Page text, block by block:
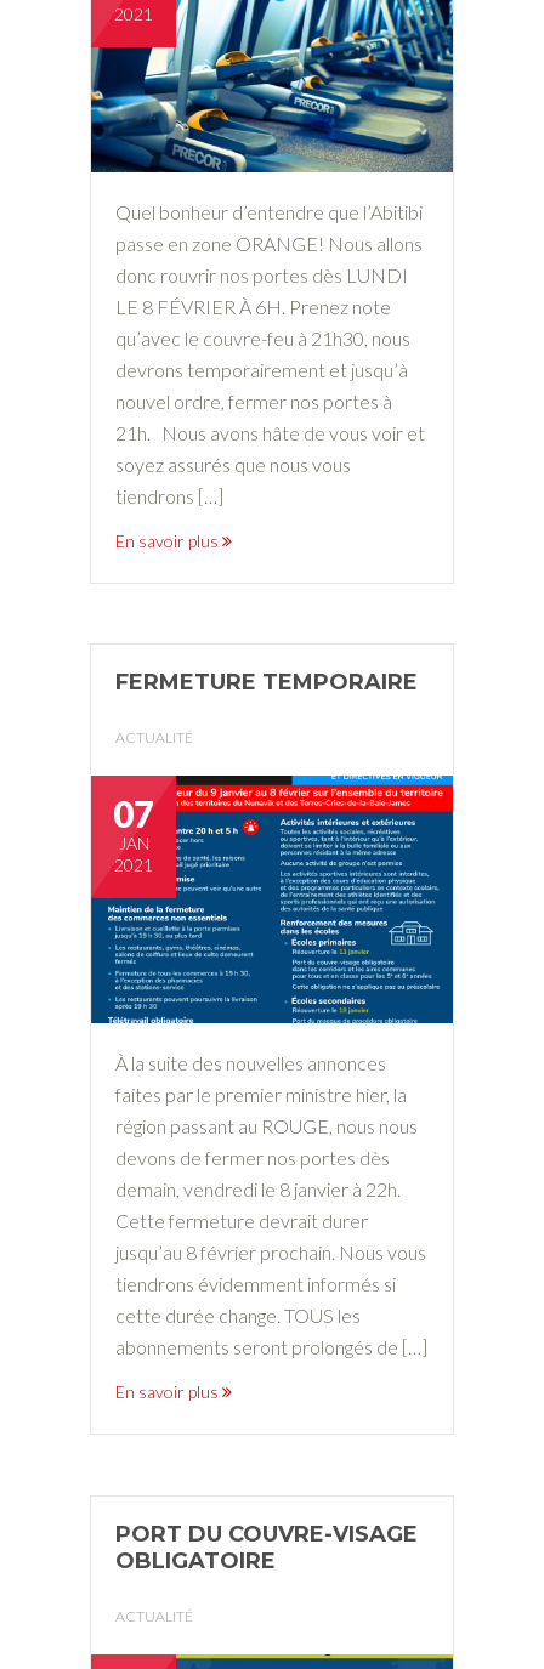
2021
Quel bonheur d’entendre que l’Abitibi
passe en zone ORANGE! Nous allons
donc rouvrir nos portes dès LUNDI
LE 8 FÉVRIER À 6H. Prenez note
qu’avec le couvre-feu à 21h30, nous
devrons temporairement et jusqu’à
nouvel ordre, fermer nos portes à
21h. Nous avons hâte de vous voir et
soyez assurés que nous vous
tiendrons […]
En savoir plus
FERMETURE TEMPORAIRE
ACTUALITÉ
07
JAN
2021
À la suite des nouvelles annonces
faites par le premier ministre hier, la
région passant au ROUGE, nous nous
devons de fermer nos portes dès
demain, vendredi le 8 janvier à 22h.
Cette fermeture devrait durer
jusqu’au 8 février prochain. Nous vous
tiendrons évidemment informés si
cette durée change. TOUS les
abonnements seront prolongés de […]
En savoir plus
PORT DU COUVRE-VISAGE
OBLIGATOIRE
ACTUALITÉ